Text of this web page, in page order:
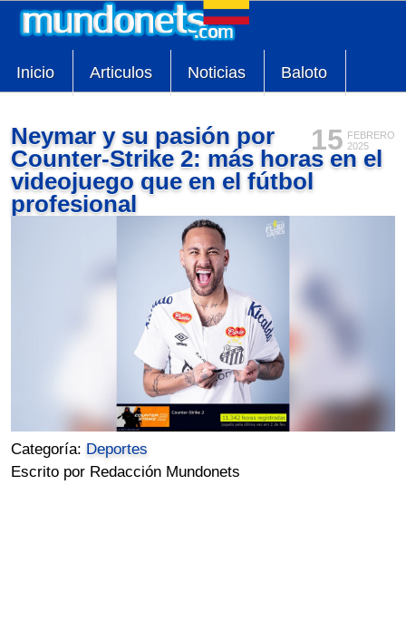
Inicio Articulos Noticias Baloto
15 FEBRERO
2025
Neymar y su pasión por
Counter-Strike 2: más horas en el
videojuego que en el fútbol
profesional
Categoría: Deportes
Escrito por Redacción Mundonets